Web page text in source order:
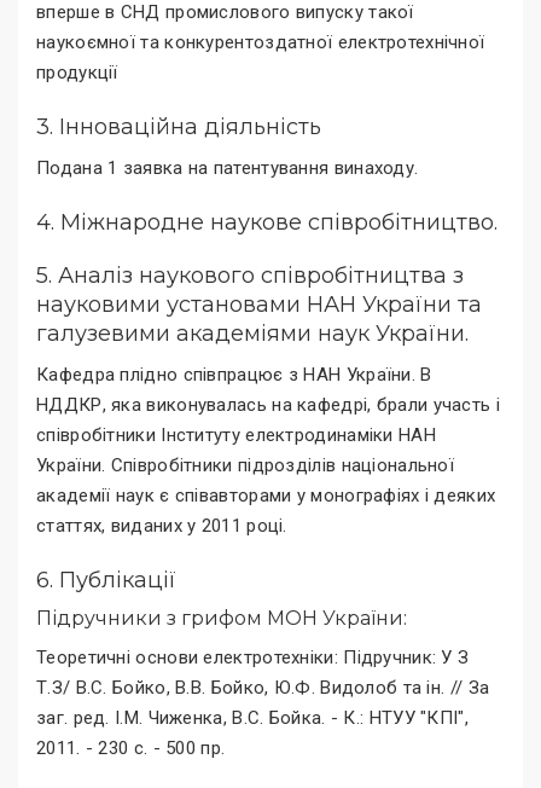
вперше в СНД промислового випуску такої
наукоємної та конкурентоздатної електротехнічної
продукції
3. Інноваційна діяльність
Подана 1 заявка на патентування винаходу.
4. Міжнародне наукове співробітництво.
5. Аналіз наукового співробітництва з
науковими установами НАН України та
галузевими академіями наук України.
Кафедра плідно співпрацює з НАН України. В
НДДКР, яка виконувалась на кафедрі, брали участь і
співробітники Інституту електродинаміки НАН
України. Співробітники підрозділів національної
академії наук є співавторами у монографіях і деяких
статтях, виданих у 2011 році.
6. Публікації
Підручники з грифом МОН України:
Теоретичні основи електротехніки: Підручник: У З
Т.З/ В.С. Бойко, В.В. Бойко, Ю.Ф. Видолоб та ін. // За
заг. ред. І.М. Чиженка, В.С. Бойка. - К.: НТУУ "КПІ",
2011. - 230 с. - 500 пр.